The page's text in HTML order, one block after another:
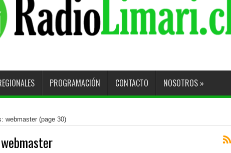
PROGRAMACIÓN CONTACTO NOSOTROS »
webmaster(page 30)